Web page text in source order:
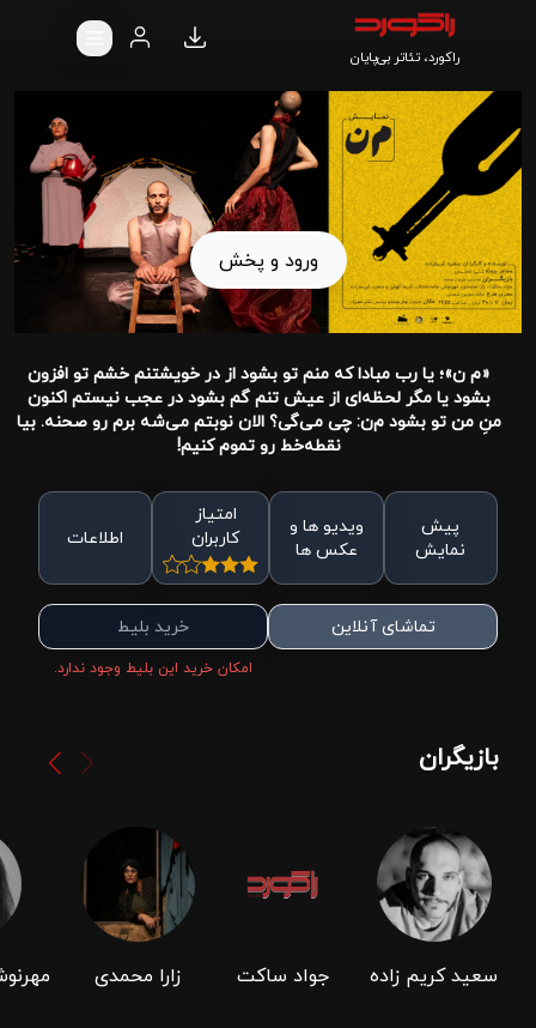
راکورد، تئاتر بی‌پایان
ورود و پخش
«م ن»؛ یا رب مبادا که منم تو بشود از در خویشتنم خشم تو افزون
بشود یا مگر لحظه‌ای از عیش تنم گم بشود در عجب نیستم اکنون
منِ من تو بشود م‌ن‌: چی می‌گی؟ الان نوبتم می‌شه برم رو صحنه. بیا
نقطه‌خط رو تموم کنیم!
پیش
نمایش
ویدیو ها و
عکس ها
امتیاز
کاربران
اطلاعات
تماشای آنلاین خرید بلیط
امکان خرید این بلیط وجود ندارد.
بازیگران
سعید ‌کریم ‌زاده جواد ساکت زارا محمدی